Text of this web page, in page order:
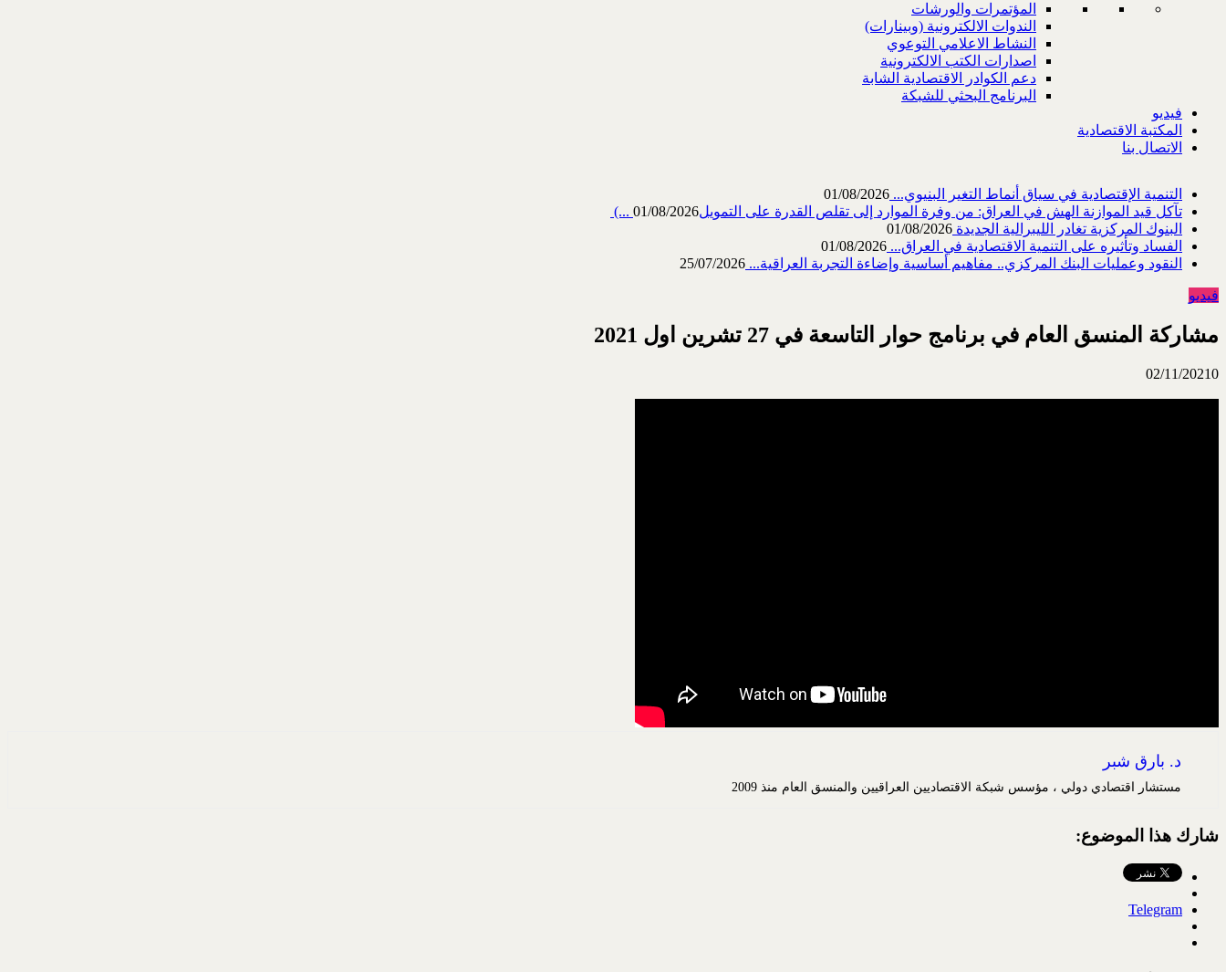
المؤتمرات والورشات
الندوات الالكترونية (وبينارات)
النشاط الاعلامي التوعوي
اصدارات الكتب الالكترونية
دعم الكوادر الاقتصادية الشابة
البرنامج البحثي للشبكة
فيديو
المكتبة الاقتصادية
الاتصال بنا
التنمية الإقتصادية في سياق أنماط التغير البنيوي... 01/08/2026
تآكل قيد الموازنة الهش في العراق: من وفرة الموارد إلى تقلص القدرة على التمويل‎ (...01/08/2026
البنوك المركزية تغادر الليبرالية الجديدة 01/08/2026
الفساد وتأثيره على التنمية الاقتصادية في العراق... 01/08/2026
النقود وعمليات البنك المركزي.. مفاهيم أساسية وإضاءة التجربة العراقية... 25/07/2026
فيديو
مشاركة المنسق العام في برنامج حوار التاسعة في 27 تشرين اول 2021
02/11/20210
د. بارق شبر
مستشار اقتصادي دولي ، مؤسس شبكة الاقتصاديين العراقيين والمنسق العام منذ 2009
شارك هذا الموضوع:
Telegram